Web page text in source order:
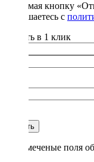
Нажимая кнопку
соглашаетесь с
Купить в 1 клик
Купить
* - отмеченые поля